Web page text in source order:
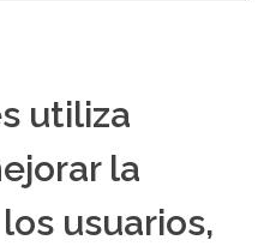
utiliza
la
usuarios,